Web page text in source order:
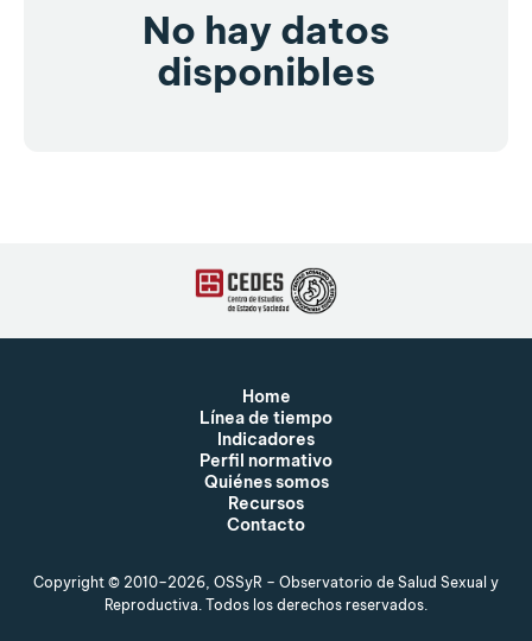
No hay datos
disponibles
Home
Línea de tiempo
Indicadores
Perfil normativo
Quiénes somos
Recursos
Contacto
Copyright © 2010–2026, OSSyR – Observatorio de Salud Sexual y
Reproductiva. Todos los derechos reservados.